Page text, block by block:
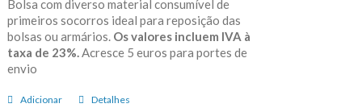
Bolsa com diverso material consumível de
primeiros socorros ideal para reposição das
bolsas ou armários. Os valores incluem IVA à
taxa de 23%. Acresce 5 euros para portes de
envio
Adicionar Detalhes